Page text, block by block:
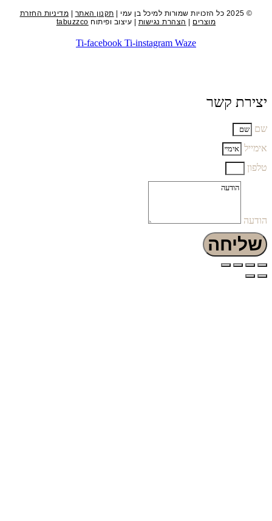
© 2025 כל הזכויות שמורות למיכל בן עמי | תקנון האתר| מדיניות החזרת
מוצרים| הצהרת נגישות| עיצוב ופיתוחtabuzzco
Ti-facebook Ti-instagram Waze
יצירת קשר
שם
אימייל
טלפון
הודעה
שליחה